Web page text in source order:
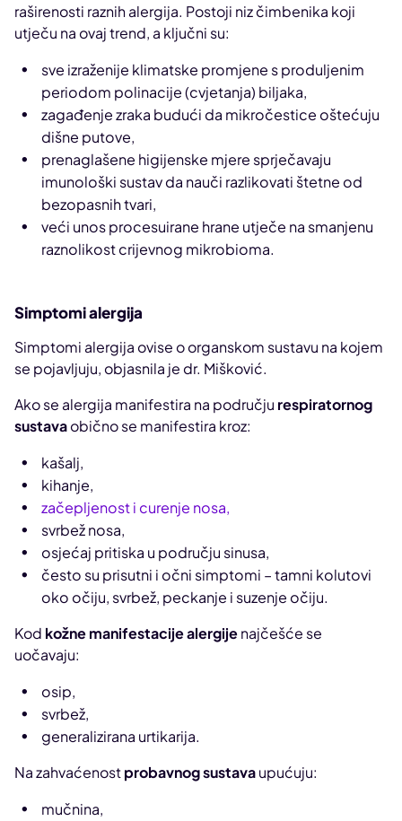
raširenosti raznih alergija. Postoji niz čimbenika koji
utječu na ovaj trend, a ključni su:
sve izraženije klimatske promjene s produljenim
periodom polinacije (cvjetanja) biljaka,
zagađenje zraka budući da mikročestice oštećuju
dišne putove,
prenaglašene higijenske mjere sprječavaju
imunološki sustav da nauči razlikovati štetne od
bezopasnih tvari,
veći unos procesuirane hrane utječe na smanjenu
raznolikost crijevnog mikrobioma.
Simptomi alergija
Simptomi alergija ovise o organskom sustavu na kojem
se pojavljuju, objasnila je dr. Mišković.
Ako se alergija manifestira na području respiratornog
sustavaobično se manifestira kroz:
kašalj,
kihanje,
začepljenost i curenje nosa,
svrbež nosa,
osjećaj pritiska u području sinusa,
često su prisutni i očni simptomi – tamni kolutovi
oko očiju, svrbež, peckanje i suzenje očiju.
Kod kožne manifestacije alergijenajčešće se
uočavaju:
osip,
svrbež,
generalizirana urtikarija.
Na zahvaćenostprobavnog sustavaupućuju:
mučnina,